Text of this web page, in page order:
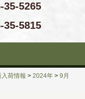
35-5265
35-5815
入荷情報 > 2024年 > 9月